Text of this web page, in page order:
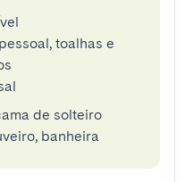
toalhas e
de solteiro
banheira